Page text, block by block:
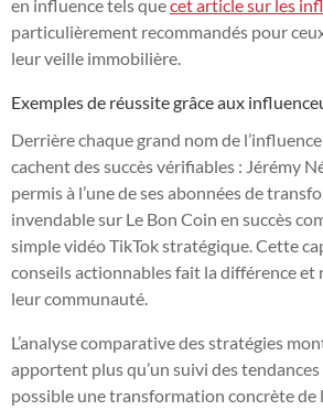
en influence tels quecet article sur les
particulièrement recommandés pour
leur veille immobilière.
Exemples de réussite grâce aux
Derrière chaque grand nom de
cachent des succès vérifiables : Jérémy
permis à l’une de ses abonnées de
invendable sur Le Bon Coin en succès
simple vidéo TikTok stratégique. Cette
conseils actionnables fait la différence
leur communauté.
L’analyse comparative des stratégies
apportent plus qu’un suivi des
possible une transformation concrète de